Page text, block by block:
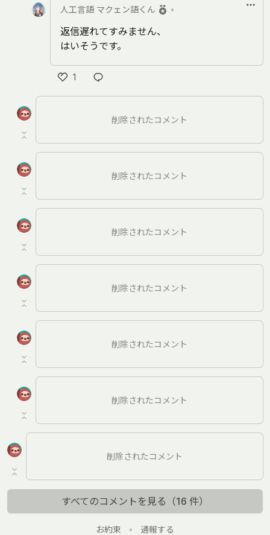
ね
人工言語 マクェン語くん •
返信遅れてすみません、
はいそうです。
1
い
削除されたコメント
削除されたコメント
削除されたコメント
削除されたコメント
削除されたコメント
削除されたコメント
削除されたコメント
すべてのコメントを見る（16 件）
お約束 • 通報する